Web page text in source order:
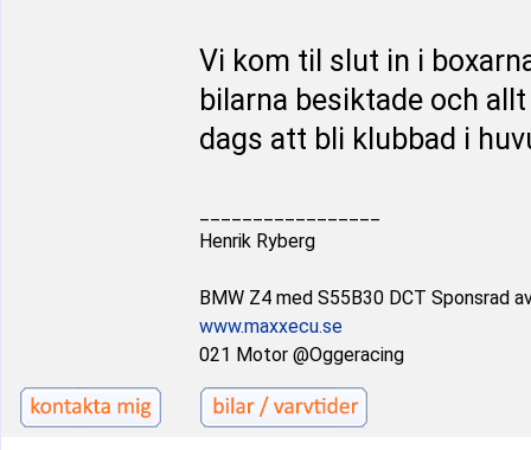
Vi kom til slut in i
bilarna besiktade och
dags att bli klubbad i
Henrik Ryberg
BMW Z4 med S55B30 DCT Sponsrad
www.maxxecu.se
021 Motor @Oggeracing